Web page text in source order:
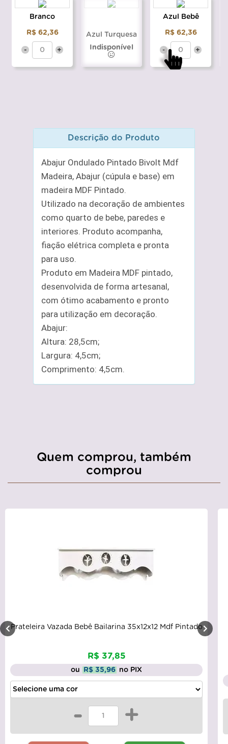
Branco
R$ 62,36
- +
Azul Turquesa
Indisponível
Azul Bebê
R$ 62,36
- +
Descrição do Produto
Abajur Ondulado Pintado Bivolt Mdf
Madeira, Abajur (cúpula e base) em
madeira MDF Pintado.
Utilizado na decoração de ambientes
como quarto de bebe, paredes e
interiores. Produto acompanha,
fiação elétrica completa e pronta
para uso.
Produto em Madeira MDF pintado,
desenvolvida de forma artesanal,
com ótimo acabamento e pronto
para utilização em decoração.
Abajur:
Altura: 28,5cm;
Largura: 4,5cm;
Comprimento: 4,5cm.
Quem comprou, também
comprou
Prateleira Vazada Bebê Bailarina 35x12x12 Mdf Pintado
R$ 37,85
ou R$ 35,96 no PIX
- +